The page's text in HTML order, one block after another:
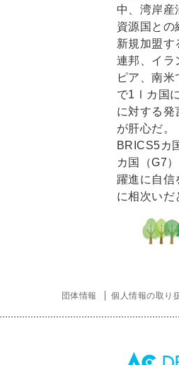
中、湾岸産
資源国と
新規加盟す
連邦、イラ
ピア、南
で1Ⅰカ国
に対する発
が肝心だ。
BRICS5カ
カ国（G7
躍進に自
に相次い
団体情報 個人情報の取り